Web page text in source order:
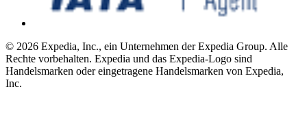
© 2026 Expedia, Inc., ein Unternehmen der Expedia Group. Alle
Rechte vorbehalten. Expedia und das Expedia-Logo sind
Handelsmarken oder eingetragene Handelsmarken von Expedia,
Inc.